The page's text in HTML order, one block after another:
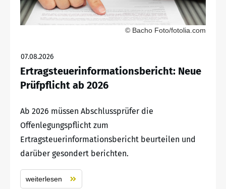
© Bacho Foto/fotolia.com
07.08.2026
Ertragsteuerinformationsbericht: Neue
Prüfpflicht ab 2026
Ab 2026 müssen Abschlussprüfer die
Offenlegungspflicht zum
Ertragsteuerinformationsbericht beurteilen und
darüber gesondert berichten.
weiterlesen